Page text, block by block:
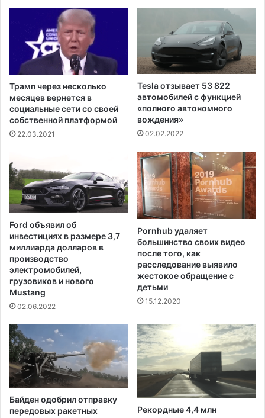
к
с
т
а
м
о
н
а
л
д
н
и
к
в
о
г
о
п
е
р
и
-
д
е
н
т
о
у
в
е
к
в
ч
е
н
н
ы
в
М
у
з
е
в
Трамп через несколько
месяцев вернется в
социальные сети со своей
собственной платформой
22.03.2021
Tesla отзывает 53 822
автомобилей с функцией
«полного автономного
вождения»
02.02.2022
Ford объявил об
инвестициях в размере 3,7
миллиарда долларов в
производство
электромобилей,
грузовиков и нового
Mustang
02.06.2022
Pornhub удаляет
большинство своих видео
после того, как
расследование выявило
жестокое обращение с
детьми
15.12.2020
Байден одобрил отправку
передовых ракетных
Рекордные 4,4 млн